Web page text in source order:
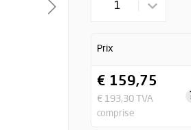
1
Prix
€ 159,75
€ 193,30 TVA
comprise